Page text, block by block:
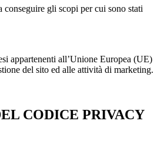
gli scopi per cui sono stati
appartenenti all’Unione Europea (UE)
del sito ed alle attività di marketing.
CODICE PRIVACY